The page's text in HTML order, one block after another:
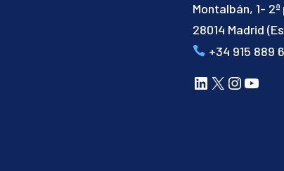
Montalbán, 1-
28014 Madrid
+34 915 889
LinkedIn
X